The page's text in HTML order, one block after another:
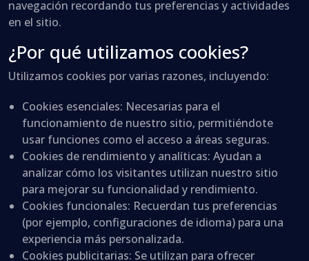
navegación recordando tus preferencias y actividades
en el sitio.
¿Por qué utilizamos cookies?
Utilizamos cookies por varias razones, incluyendo:
Cookies esenciales: Necesarias para el
funcionamiento de nuestro sitio, permitiéndote
usar funciones como el acceso a áreas seguras.
Cookies de rendimiento y analíticas: Ayudan a
analizar cómo los visitantes utilizan nuestro sitio
para mejorar su funcionalidad y rendimiento.
Cookies funcionales: Recuerdan tus preferencias
(por ejemplo, configuraciones de idioma) para una
experiencia más personalizada.
Cookies publicitarias: Se utilizan para ofrecer